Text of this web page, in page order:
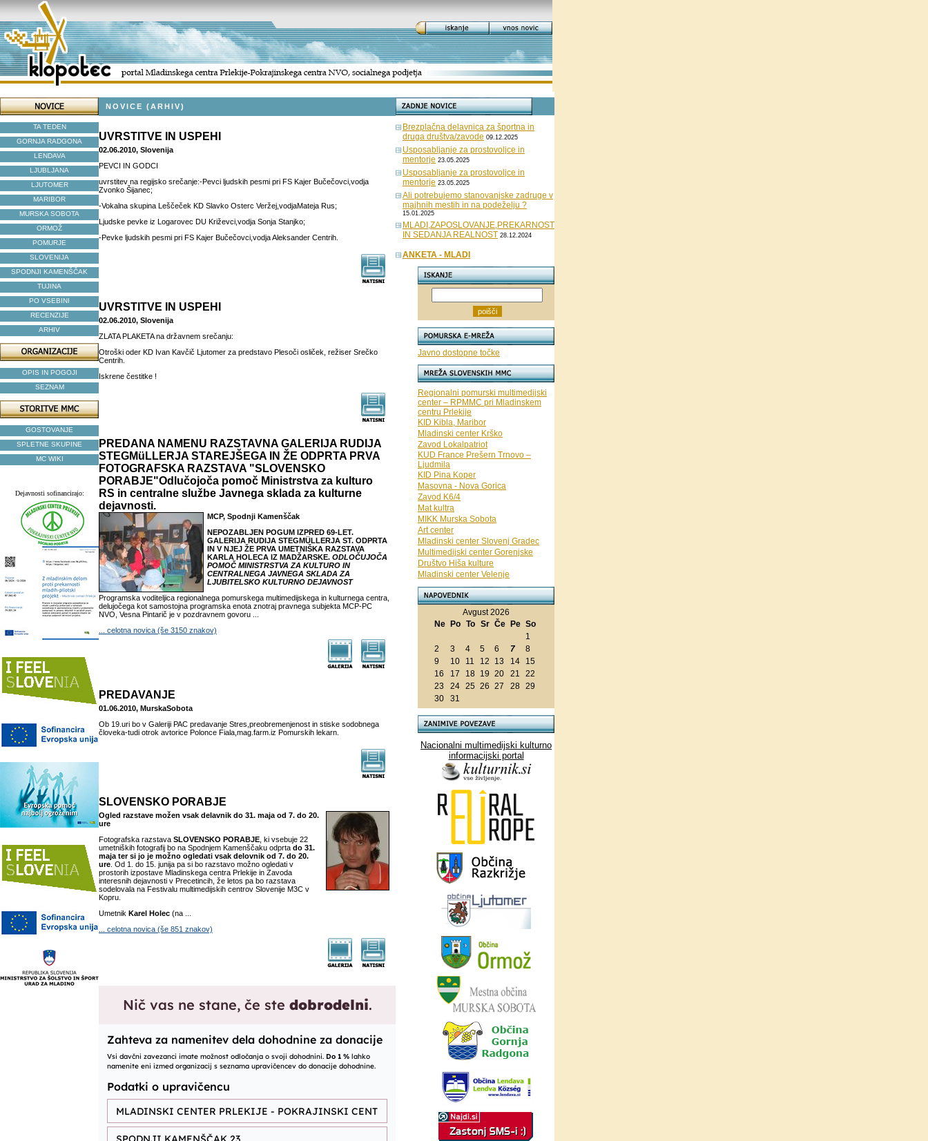
TA TEDEN
GORNJA RADGONA
LENDAVA
LJUBLJANA
LJUTOMER
MARIBOR
MURSKA SOBOTA
ORMOŽ
POMURJE
SLOVENIJA
SPODNJI KAMENŠČAK
TUJINA
PO VSEBINI
RECENZIJE
ARHIV
OPIS IN POGOJI
SEZNAM
GOSTOVANJE
SPLETNE SKUPINE
MC WIKI
Dejavnosti sofinancirajo:
NOVICE (ARHIV)
UVRSTITVE IN USPEHI
02.06.2010, Slovenija
PEVCI IN GODCI
uvrstitev na regijsko srečanje:-Pevci ljudskih pesmi pri FS Kajer Bučečovci,vodja
Zvonko Šijanec;
-Vokalna skupina Leščeček KD Slavko Osterc Veržej,vodjaMateja Rus;
Ljudske pevke iz Logarovec DU Križevci,vodja Sonja Stanjko;
-Pevke ljudskih pesmi pri FS Kajer Bučečovci,vodja Aleksander Centrih.
UVRSTITVE IN USPEHI
02.06.2010, Slovenija
ZLATA PLAKETA na državnem srečanju:
Otroški oder KD Ivan Kavčič Ljutomer za predstavo Plesoči osliček, režiser Srečko
Centrih.
Iskrene čestitke !
PREDANA NAMENU RAZSTAVNA GALERIJA RUDIJA
STEGMüLLERJA STAREJŠEGA IN ŽE ODPRTA PRVA
FOTOGRAFSKA RAZSTAVA "SLOVENSKO
PORABJE"Odlučojoča pomoč Ministrstva za kulturo
RS in centralne službe Javnega sklada za kulturne
dejavnosti.
MCP, Spodnji Kamenščak
NEPOZABLJEN POGUM IZPRED 69-LET.
GALERIJA RUDIJA STEGMÜLLERJA ST. ODPRTA
IN V NJEJ ŽE PRVA UMETNIŠKA RAZSTAVA
KARLA HOLECA IZ MADŽARSKE. ODLOČUJOČA
POMOČ MINISTRSTVA ZA KULTURO IN
CENTRALNEGA JAVNEGA SKLADA ZA
LJUBITELSKO KULTURNO DEJAVNOST
Programska voditeljica regionalnega pomurskega multimedijskega in kulturnega centra,
delujočega kot samostojna programska enota znotraj pravnega subjekta MCP-PC
NVO, Vesna Pintarič je v pozdravnem govoru ...
... celotna novica (še 3150 znakov)
PREDAVANJE
01.06.2010, MurskaSobota
Ob 19.uri bo v Galeriji PAC predavanje Stres,preobremenjenost in stiske sodobnega
človeka-tudi otrok avtorice Polonce Fiala,mag.farm.iz Pomurskih lekarn.
SLOVENSKO PORABJE
Ogled razstave možen vsak delavnik do 31. maja od 7. do 20.
ure
Fotografska razstava SLOVENSKO PORABJE , ki vsebuje 22
umetniških fotografij bo na Spodnjem Kamenščaku odprta do 31.
maja ter si jo je možno ogledati vsak delovnik od 7. do 20.
ure . Od 1. do 15. junija pa si bo razstavo možno ogledati v
prostorih izpostave Mladinskega centra Prlekije in Zavoda
interesnih dejavnosti v Precetincih, že letos pa bo razstava
sodelovala na Festivalu multimedijskih centrov Slovenije M3C v
Kopru.
Umetnik Karel Holec (na ...
... celotna novica (še 851 znakov)
Brezplačna delavnica za športna in
druga društva/zavode 09.12.2025
Usposabljanje za prostovoljce in
mentorje 23.05.2025
Usposabljanje za prostovoljce in
mentorje 23.05.2025
Ali potrebujemo stanovanjske zadruge v
majhnih mestih in na podeželju ?
15.01.2025
MLADI,ZAPOSLOVANJE,PREKARNOST
IN SEDANJA REALNOST 28.12.2024
ANKETA - MLADI
Javno dostopne točke
Regionalni pomurski multimedijski
center – RPMMC pri Mladinskem
centru Prlekije
KID Kibla, Maribor
Mladinski center Krško
Zavod Lokalpatriot
KUD France Prešern Trnovo –
Ljudmila
KID Pina Koper
Masovna - Nova Gorica
Zavod K6/4
Mat kultra
MIKK Murska Sobota
Art center
Mladinski center Slovenj Gradec
Multimedijski center Gorenjske
Društvo Hiša kulture
Mladinski center Velenje
Avgust 2026
Ne
Po To Sr Če Pe So
1
2
3 4 5 6 7
8
9
10 11 12 13 14
15
16
17 18 19 20 21
22
23
24 25 26 27 28 29
30
31
Nacionalni multimedijski kulturno
informacijski portal